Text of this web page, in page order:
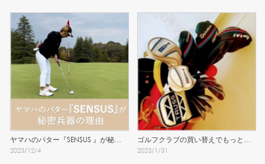
ヤマハのパター『SENSUS 』が秘密
兵器の理由
2023/12/4
ゴルフクラブの買い替えでもっとゴ
ルフを楽しく
2023/1/31